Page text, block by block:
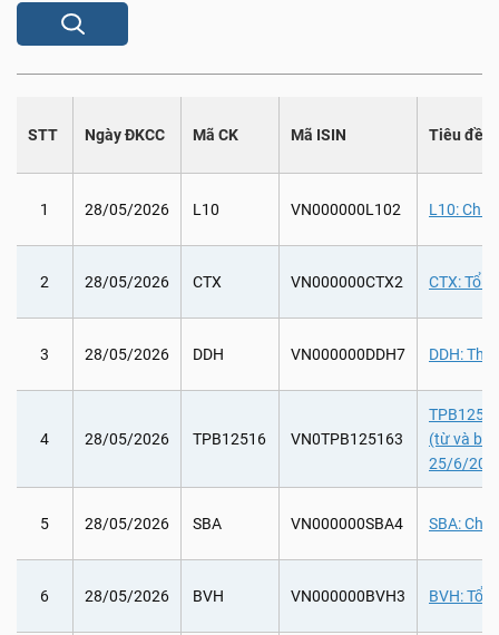
STT Ngày ĐKCC Mã CK Mã ISIN Tiêu đề
1 28/05/2026 L10 VN000000L102 L10: Chi
2 28/05/2026 CTX VN000000CTX2 CTX: Tổ
3 28/05/2026 DDH VN000000DDH7 DDH:
4 28/05/2026 TPB12516 VN0TPB125163
(từ và
25/6/
5 28/05/2026 SBA VN000000SBA4 SBA: Chi
6 28/05/2026 BVH VN000000BVH3 BVH: Tổ